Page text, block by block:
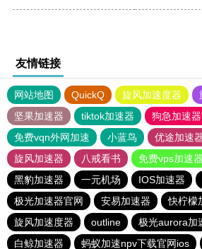
友情链接
网站地图 QuickQ 旋风加速度器
坚果加速器
tiktok加速器
狗急加速
免费vqn外网加速
小蓝鸟 优途加速
旋风加速器
八戒看书
免费vps加速
黑豹加速器
一元机场 IOS加速器
极光加速器官网
安易加速器
快柠檬
旋风加速度器
outline 极光aurora加
白鲸加速器
蚂蚁加速npv下载官网ios